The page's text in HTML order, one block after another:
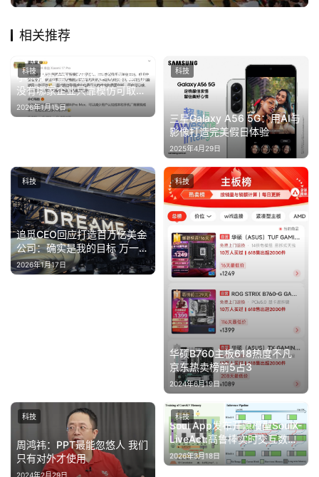
相关推荐
小米潘九堂：模仿是创新基础
没有哪家企业只靠模仿可取得
成功
2026年1月15日
科技
三星Galaxy A56 5G：用AI与
影像打造完美假日体验
2025年4月29日
科技
追觅CEO回应打造百万亿美金
公司：确实是我的目标 万一实
现了呢
2026年1月17日
科技
华硕B760主板618热度不凡
京东热卖榜前5占3
2024年6月19日
科技
周鸿祎：PPT最能忽悠人 我们
只有对外才使用
2024年2月29日
科技
Soul App发布开源模型SoulX-
LiveAct:高鲁棒实时交互数字
人,双卡低成本流式生成
2026年3月18日
科技